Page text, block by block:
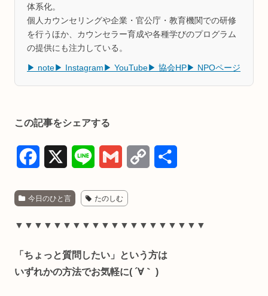
体系化。
個人カウンセリングや企業・官公庁・教育機関での研修
を行うほか、カウンセラー育成や各種学びのプログラム
の提供にも注力している。
▶ note ▶ Instagram ▶ YouTube ▶ 協会HP ▶ NPOページ
この記事をシェアする
c
e
o
n
e
a
i y
L
i
今日のひと言 たのしむ
▼▼▼▼▼▼▼▼▼▼▼▼▼▼▼▼▼▼▼▼
「ちょっと質問したい」という方は
いずれかの方法でお気軽に( ´∀｀ )